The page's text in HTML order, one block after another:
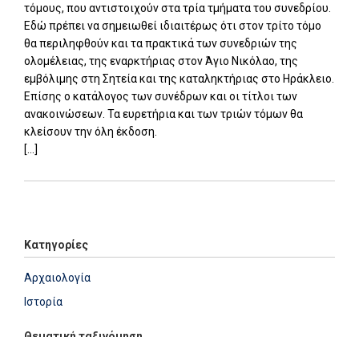
τόμους, που αντιστοιχούν στα τρία τμήματα του συνεδρίου.
Εδώ πρέπει να σημειωθεί ιδιαιτέρως ότι στον τρίτο τόμο
θα περιληφθούν και τα πρακτικά των συνεδριών της
ολομέλειας, της εναρκτήριας στον Άγιο Νικόλαο, της
εμβόλιμης στη Σητεία και της καταληκτήριας στο Ηράκλειο.
Επίσης ο κατάλογος των συνέδρων και οι τίτλοι των
ανακοινώσεων. Τα ευρετήρια και των τριών τόμων θα
κλείσουν την όλη έκδοση.
[...]
Κατηγορίες
Αρχαιολογία
Ιστορία